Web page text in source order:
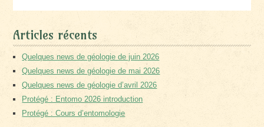
Articles récents
Quelques news de géologie de juin 2026
Quelques news de géologie de mai 2026
Quelques news de géologie d’avril 2026
Protégé : Entomo 2026 introduction
Protégé : Cours d’entomologie